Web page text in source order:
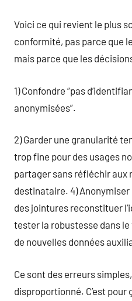
Voici ce qui revient le plus
conformité, pas parce que
mais parce que les
1) Confondre “pas
anonymisées”.
2) Garder une granularité
trop fine pour des usages
partager sans réfléchir aux
destinataire. 4)
des jointures reconstituer
tester la robustesse dans
de nouvelles données
Ce sont des erreurs
disproportionné. C’est